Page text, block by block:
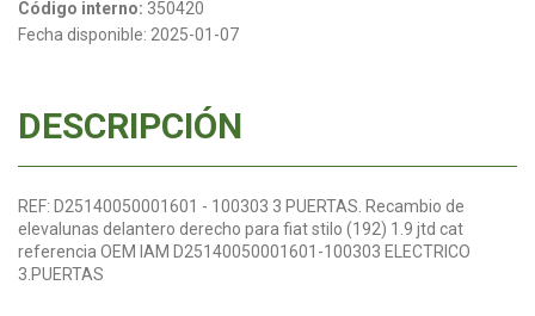
Código interno: 350420
Fecha disponible: 2025-01-07
DESCRIPCIÓN
REF: D25140050001601 - 100303 3 PUERTAS. Recambio de
elevalunas delantero derecho para fiat stilo (192) 1.9 jtd cat
referencia OEM IAM D25140050001601-100303 ELECTRICO
3.PUERTAS